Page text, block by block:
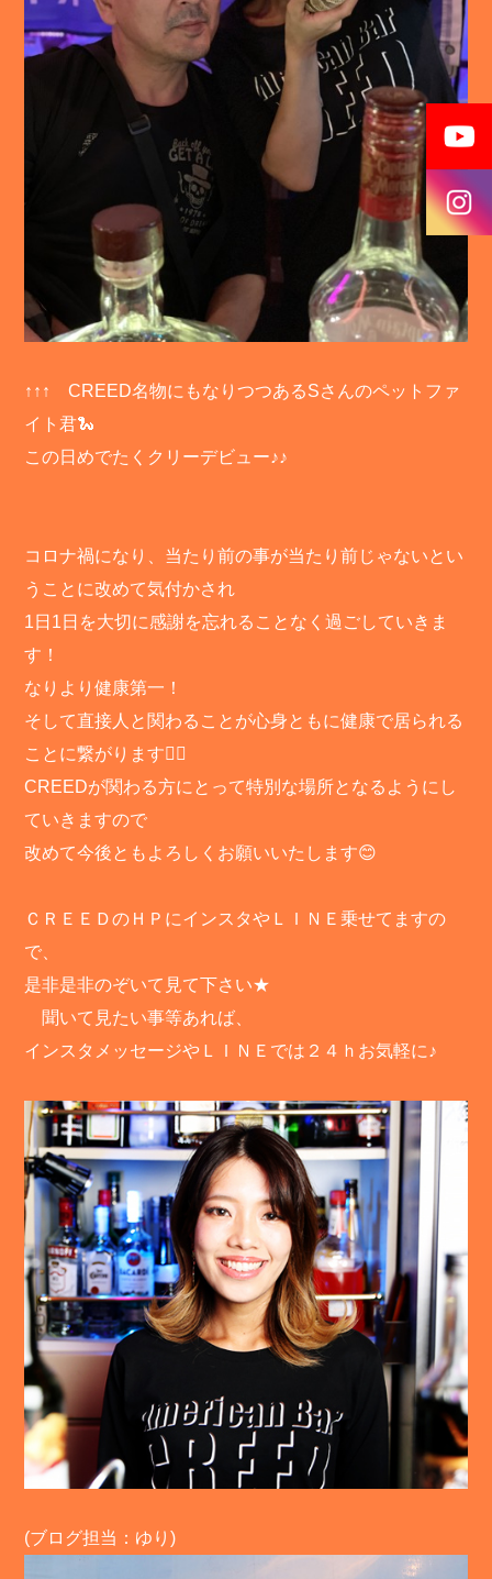
↑↑↑ CREED名物にもなりつつあるSさんのペットファ
イト君🐍
この日めでたくクリーデビュー♪♪
コロナ禍になり、当たり前の事が当たり前じゃないとい
うことに改めて気付かされ
1日1日を大切に感謝を忘れることなく過ごしていきま
す！
なりより健康第一！
そして直接人と関わることが心身ともに健康で居られる
ことに繋がります👍🏻
CREEDが関わる方にとって特別な場所となるようにし
ていきますので
改めて今後ともよろしくお願いいたします😊
ＣＲＥＥＤのＨＰにインスタやＬＩＮＥ乗せてますの
で、
是非是非のぞいて見て下さい★
聞いて見たい事等あれば、
インスタメッセージやＬＩＮＥでは２４ｈお気軽に♪
(ブログ担当：ゆり)